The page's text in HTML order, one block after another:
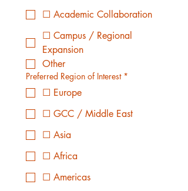
☐ Academic Collaboration
☐ Campus / Regional
Expansion
Other
Preferred Region of Interest *
☐ Europe
☐ GCC / Middle East
☐ Asia
☐ Africa
☐ Americas